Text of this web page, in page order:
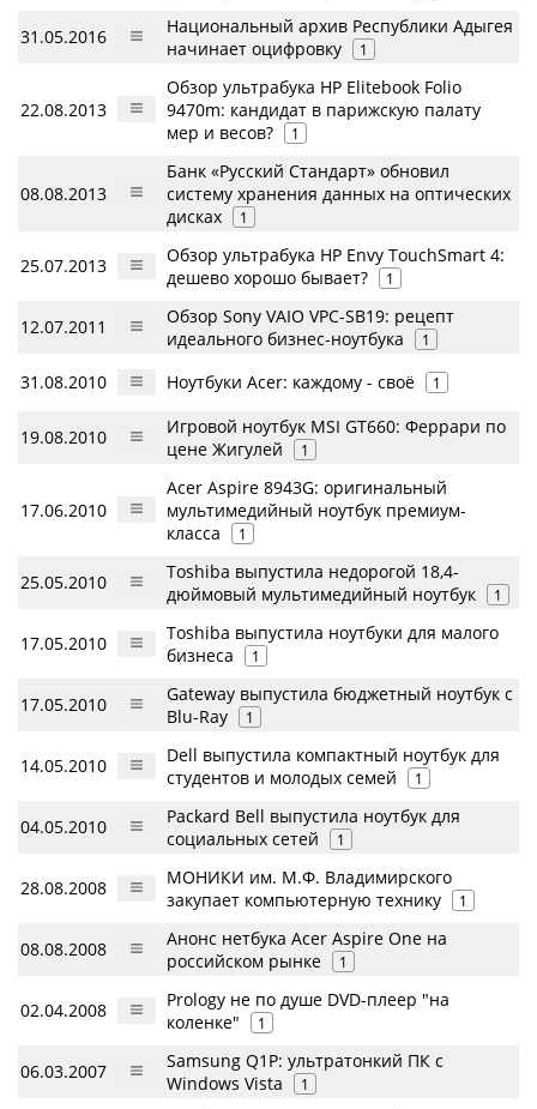
31.05.2016
Национальный архив Республики Адыгея
начинает оцифровку
1
22.08.2013
Обзор ультрабука HP Elitebook Folio
9470m: кандидат в парижскую палату
мер и весов?
1
08.08.2013
Банк «Русский Стандарт» обновил
систему хранения данных на оптических
дисках
1
25.07.2013
Обзор ультрабука HP Envy TouchSmart 4:
дешево хорошо бывает?
1
12.07.2011
Обзор Sony VAIO VPC-SB19: рецепт
идеального бизнес-ноутбука
1
31.08.2010 Ноутбуки Acer: каждому - своё 1
19.08.2010
Игровой ноутбук MSI GT660: Феррари по
цене Жигулей
1
17.06.2010
Acer Aspire 8943G: оригинальный
мультимедийный ноутбук премиум-
класса
1
25.05.2010
Toshiba выпустила недорогой 18,4-
дюймовый мультимедийный ноутбук
1
17.05.2010
Toshiba выпустила ноутбуки для малого
бизнеса
1
17.05.2010
Gateway выпустила бюджетный ноутбук с
Blu-Ray
1
14.05.2010
Dell выпустила компактный ноутбук для
студентов и молодых семей
1
04.05.2010
Packard Bell выпустила ноутбук для
социальных сетей
1
28.08.2008
МОНИКИ им. М.Ф. Владимирского
закупает компьютерную технику
1
08.08.2008
Анонс нетбука Acer Aspire One на
российском рынке
1
02.04.2008
Prology не по душе DVD-плеер "на
коленке"
1
06.03.2007
Samsung Q1P: ультратонкий ПК c
Windows Vista
1